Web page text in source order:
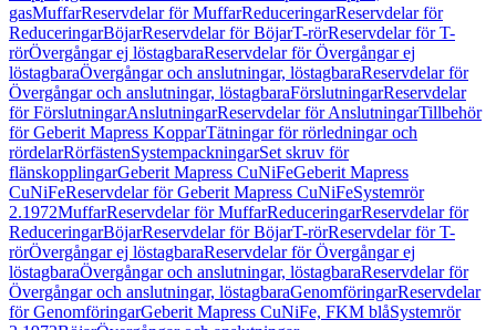
gasMuffarReservdelar för MuffarReduceringarReservdelar för
ReduceringarBöjarReservdelar för BöjarT-rörReservdelar för T-
rörÖvergångar ej löstagbaraReservdelar för Övergångar ej
löstagbaraÖvergångar och anslutningar, löstagbaraReservdelar för
Övergångar och anslutningar, löstagbaraFörslutningarReservdelar
för FörslutningarAnslutningarReservdelar för AnslutningarTillbehör
för Geberit Mapress KopparTätningar för rörledningar och
rördelarRörfästenSystempackningarSet skruv för
flänskopplingarGeberit Mapress CuNiFeGeberit Mapress
CuNiFeReservdelar för Geberit Mapress CuNiFeSystemrör
2.1972MuffarReservdelar för MuffarReduceringarReservdelar för
ReduceringarBöjarReservdelar för BöjarT-rörReservdelar för T-
rörÖvergångar ej löstagbaraReservdelar för Övergångar ej
löstagbaraÖvergångar och anslutningar, löstagbaraReservdelar för
Övergångar och anslutningar, löstagbaraGenomföringarReservdelar
för GenomföringarGeberit Mapress CuNiFe, FKM blåSystemrör